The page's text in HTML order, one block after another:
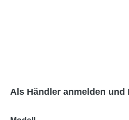
Als Händler anmelden und